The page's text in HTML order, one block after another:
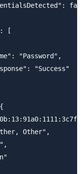
[
"Password",
"Success"
Other",